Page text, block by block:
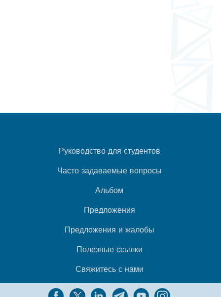
Руководство для студентов
Часто задаваемые вопросы
Альбом
Предложения
Предложения и жалобы
Полезные ссылки
Свяжитесь с нами